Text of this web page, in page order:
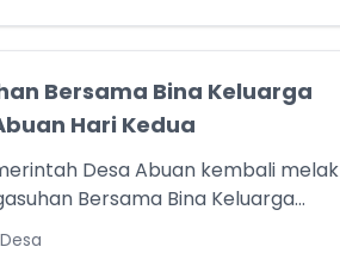
Bersama Bina Keluarga
Hari Kedua
Desa Abuan kembali melak
Bersama Bina Keluarga...